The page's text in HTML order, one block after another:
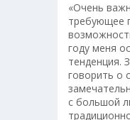
«Очень
требующее
году меня
тенденция.
говорить о
с большой